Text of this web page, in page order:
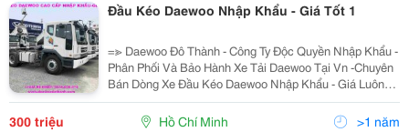
Đầu Kéo Daewoo Nhập Khẩu - Giá Tốt 1
=≫ Daewoo Đô Thành - Công Ty Độc Quyền Nhập Khẩu -
Phân Phối Và Bảo Hành Xe Tải Daewoo Tại Vn -Chuyên
Bán Dòng Xe Đầu Kéo Daewoo Nhập Khẩu - Giá Luôn
Tốt Nhất -Bảo Hành Và Cung Cấp Phụ Tùng Chính Hãng
-Hỗ Trợ Vay Ngân Hàng Đến 85% Giá
300 triệu Hồ Chí Minh >1 năm